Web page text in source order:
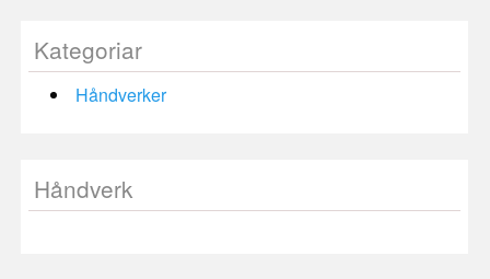
Kategoriar
Håndverker
Håndverk